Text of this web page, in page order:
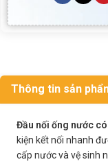
Thông tin sản
Đầu nối ống nước
kiện kết nối nhanh
cấp nước và vệ sinh